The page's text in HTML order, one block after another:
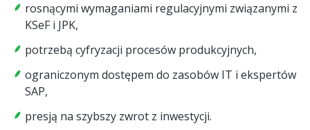
rosnącymi wymaganiami regulacyjnymi związanymi z
KSeF i JPK,
potrzebą cyfryzacji procesów produkcyjnych,
ograniczonym dostępem do zasobów IT i ekspertów
SAP,
presją na szybszy zwrot z inwestycji.